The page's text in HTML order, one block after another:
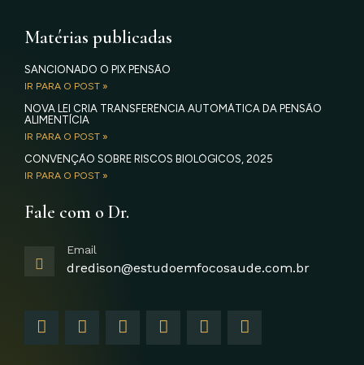
Matérias publicadas
SANCIONADO O PIX PENSÃO
IR PARA O POST »
NOVA LEI CRIA TRANSFERÊNCIA AUTOMÁTICA DA PENSÃO
ALIMENTÍCIA
IR PARA O POST »
CONVENÇÃO SOBRE RISCOS BIOLÓGICOS, 2025
IR PARA O POST »
Fale com o Dr.
Email
dredison@estudoemfocosaude.com.br
F
a
I
n
T
w
Y
o
L
i
G
o